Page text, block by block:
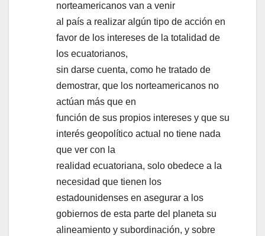
norteamericanos van a venir
al país a realizar algún tipo de acción en
favor de los intereses de la totalidad de
los ecuatorianos,
sin darse cuenta, como he tratado de
demostrar, que los norteamericanos no
actúan más que en
función de sus propios intereses y que su
interés geopolítico actual no tiene nada
que ver con la
realidad ecuatoriana, solo obedece a la
necesidad que tienen los
estadounidenses en asegurar a los
gobiernos de esta parte del planeta su
alineamiento y subordinación, y sobre